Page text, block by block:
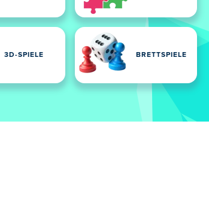
3D-SPIELE BRETTSPIELE